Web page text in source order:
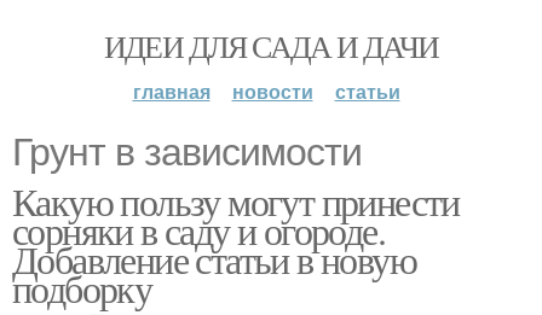
ИДЕИ ДЛЯ САДА И ДАЧИ
главная новости статьи
Грунт в зависимости
Какую пользу могут принести
сорняки в саду и огороде.
Добавление статьи в новую
подборку